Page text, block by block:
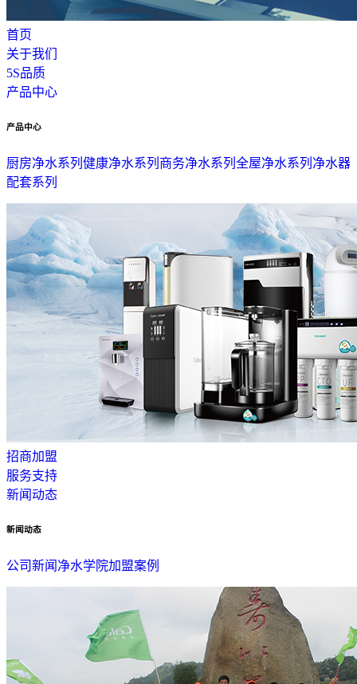
首页
关于我们
5S品质
产品中心
产品中心
厨房净水系列 健康净水系列 商务净水系列 全屋净水系列 净水器
配套系列
招商加盟
服务支持
新闻动态
新闻动态
公司新闻 净水学院加盟案例